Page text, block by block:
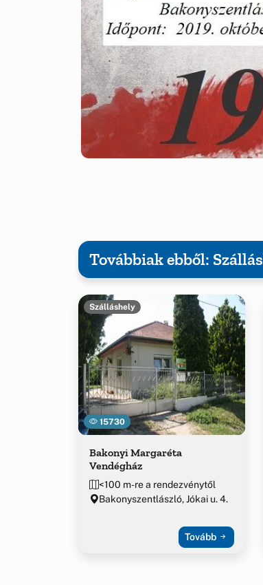
Továbbiak ebből:
15730
Szálláshely
Bakonyi Margaréta
Vendégház
<100 m-re a rendezvénytől
Bakonyszentlászló, Jókai u. 4.
Tovább